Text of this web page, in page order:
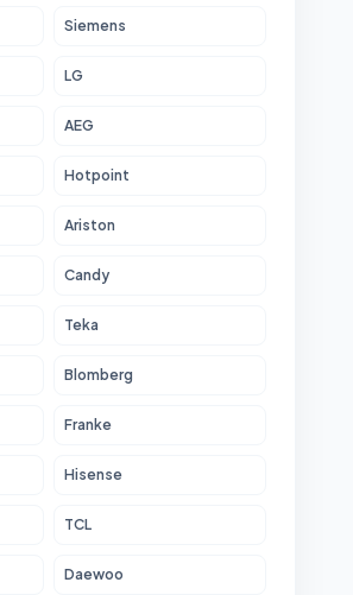
Siemens
LG
AEG
Hotpoint
Ariston
Candy
Teka
Blomberg
Franke
Hisense
TCL
Daewoo